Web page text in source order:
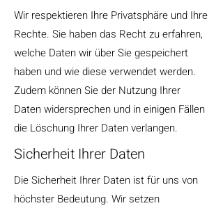
Wir respektieren Ihre Privatsphäre und Ihre
Rechte. Sie haben das Recht zu erfahren,
welche Daten wir über Sie gespeichert
haben und wie diese verwendet werden.
Zudem können Sie der Nutzung Ihrer
Daten widersprechen und in einigen Fällen
die Löschung Ihrer Daten verlangen.
Sicherheit Ihrer Daten
Die Sicherheit Ihrer Daten ist für uns von
höchster Bedeutung. Wir setzen